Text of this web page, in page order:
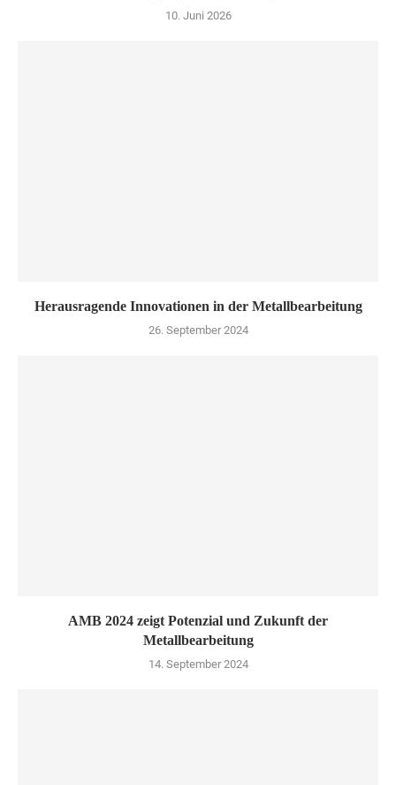
10. Juni 2026
Herausragende Innovationen in der Metallbearbeitung
26. September 2024
AMB 2024 zeigt Potenzial und Zukunft der
Metallbearbeitung
14. September 2024